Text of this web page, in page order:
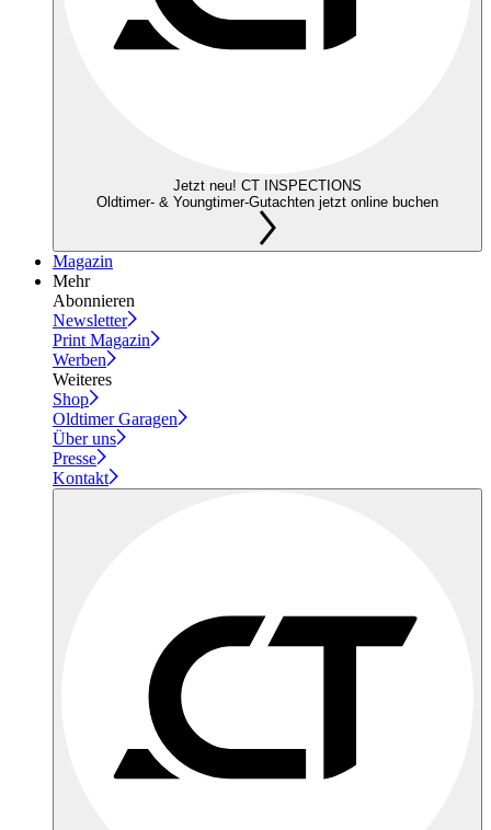
Jetzt neu! CT INSPECTIONS
Oldtimer- & Youngtimer-Gutachten jetzt online buchen
Magazin
Mehr
Abonnieren
Newsletter
Print Magazin
Werben
Weiteres
Shop
Oldtimer Garagen
Über uns
Presse
Kontakt